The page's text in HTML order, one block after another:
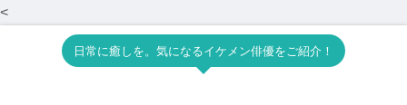
<
日常に癒しを。気になるイケメン俳優をご紹介！